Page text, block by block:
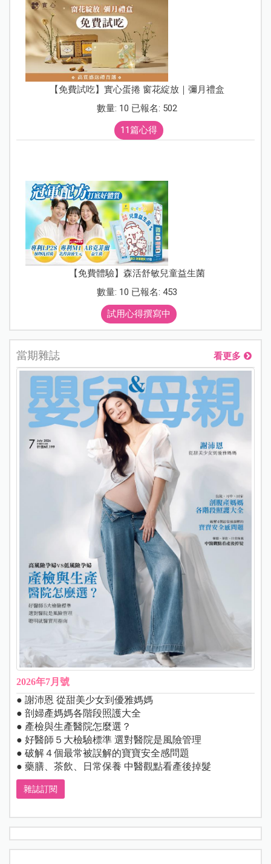
【免費試吃】實心蛋捲 窗花綻放｜彌月禮盒
數量: 10 已報名: 502
11篇心得
【免費體驗】森活舒敏兒童益生菌
數量: 10 已報名: 453
試用心得撰寫中
當期雜誌 看更多
2026年7月號
● 謝沛恩 從甜美少女到優雅媽媽
● 剖婦產媽媽各階段照護大全
● 產檢與生產醫院怎麼選？
● 好醫師５大檢驗標準 選對醫院是風險管理
● 破解４個最常被誤解的寶寶安全感問題
● 藥膳、茶飲、日常保養 中醫觀點看產後掉髮
雜誌訂閱